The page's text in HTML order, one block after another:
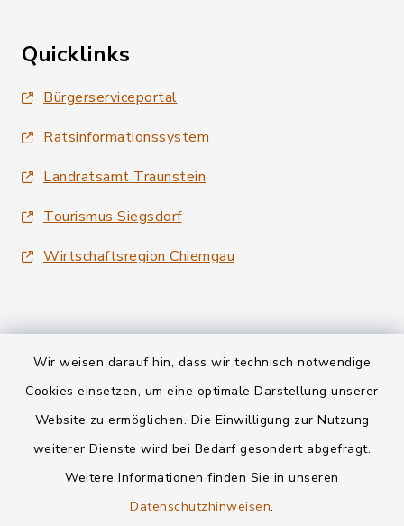
Wir weisen darauf hin, dass wir technisch notwendige
Cookies einsetzen, um eine optimale Darstellung unserer
Website zu ermöglichen. Die Einwilligung zur Nutzung
weiterer Dienste wird bei Bedarf gesondert abgefragt.
Weitere Informationen finden Sie in unseren
Datenschutzhinweisen.
Quicklinks
Bürgerserviceportal
Ratsinformationssystem
Landratsamt Traunstein
Tourismus Siegsdorf
Wirtschaftsregion Chiemgau
Kontakt
Informationspflichten